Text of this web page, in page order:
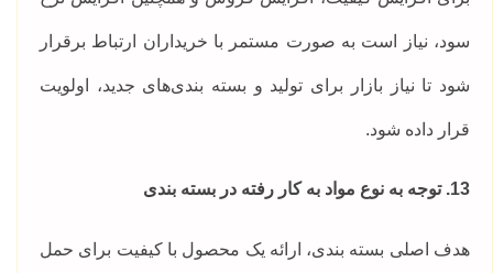
سود، نیاز است به صورت مستمر با خریداران ارتباط برقرار
شود تا نیاز بازار برای تولید و بسته بندی‌های جدید، اولویت
قرار داده شود.
13. توجه به نوع مواد به کار رفته در بسته بندی
هدف اصلی بسته بندی، ارائه یک محصول با کیفیت برای حمل